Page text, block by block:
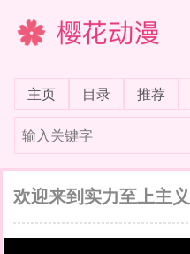
樱花动漫
主页(current)
目录 推荐
欢迎来到实力至上主